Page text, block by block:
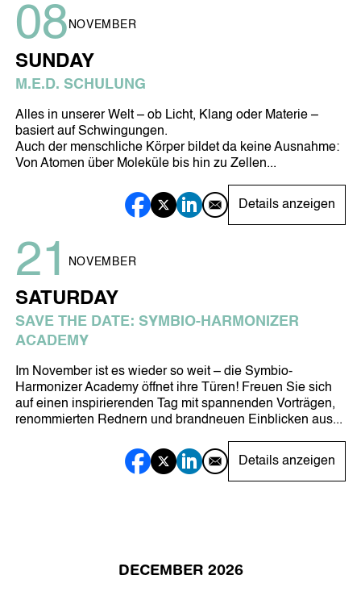
08 NOVEMBER
SUNDAY
M.E.D. SCHULUNG
Alles in unserer Welt – ob Licht, Klang oder Materie –
basiert auf Schwingungen.
Auch der menschliche Körper bildet da keine Ausnahme:
Von Atomen über Moleküle bis hin zu Zellen...
Details anzeigen
21 NOVEMBER
SATURDAY
SAVE THE DATE: SYMBIO-HARMONIZER
ACADEMY
Im November ist es wieder so weit – die Symbio-
Harmonizer Academy öffnet ihre Türen! Freuen Sie sich
auf einen inspirierenden Tag mit spannenden Vorträgen,
renommierten Rednern und brandneuen Einblicken aus...
Details anzeigen
DECEMBER 2026